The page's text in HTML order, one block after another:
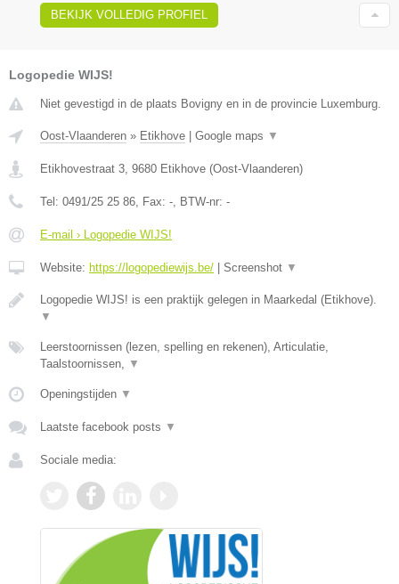
BEKIJK VOLLEDIG PROFIEL
Logopedie WIJS!
Niet gevestigd in de plaats Bovigny en in de provincie Luxemburg.
Oost-Vlaanderen » Etikhove Google maps ▼
Etikhovestraat 3, 9680 Etikhove (Oost-Vlaanderen)
Tel: 0491/25 25 86, Fax: -, BTW-nr: -
E-mail › Logopedie WIJS!
Website: https://logopediewijs.be/ Screenshot ▼
Logopedie WIJS! is een praktijk gelegen in Maarkedal (Etikhove).
▼
Leerstoornissen (lezen, spelling en rekenen), Articulatie,
Taalstoornissen, ▼
Openingstijden ▼
Laatste facebook posts ▼
Sociale media: